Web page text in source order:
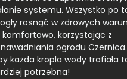
systemu. Wszystko po
rosnąć w zdrowych
komfortowo, korzystając z
ogrodu
każda kropla wody trafiała
potrzebna!